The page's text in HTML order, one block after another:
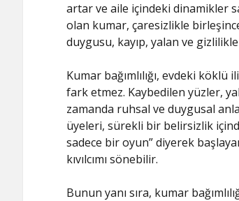
artar ve aile içindeki dinamikler
olan kumar, çaresizlikle
duygusu, kayıp, yalan ve
Kumar bağımlılığı, evdeki
fark etmez. Kaybedilen yüzler,
zamanda ruhsal ve duygusal
üyeleri, sürekli bir belirsizlik
sadece bir oyun” diyerek
kıvılcımı sönebilir.
Bunun yanı sıra, kumar